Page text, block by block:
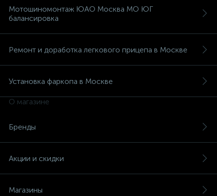
Мотошиномонтаж ЮАО Москва МО ЮГ
балансировка
Ремонт и доработка легкового прицепа в Москве
Установка фаркопа в Москве
О магазине
Бренды
Акции и скидки
Магазины